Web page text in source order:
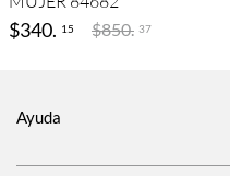
$340. 15 $850. 37
Ayuda